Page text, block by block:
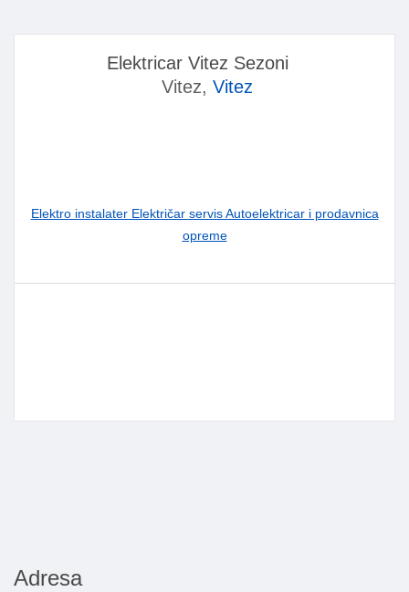
Elektricar Vitez Sezoni
Vitez, Vitez
Elektro instalater Električar servis Autoelektricar i prodavnica
opreme
Adresa